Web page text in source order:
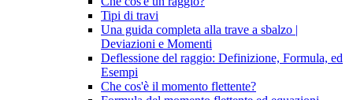
Tipi di travi
Una guida completa alla trave a sbalzo |
Deviazioni e Momenti
Deflessione del raggio: Definizione, Formula, ed
Esempi
Che cos'è il momento flettente?